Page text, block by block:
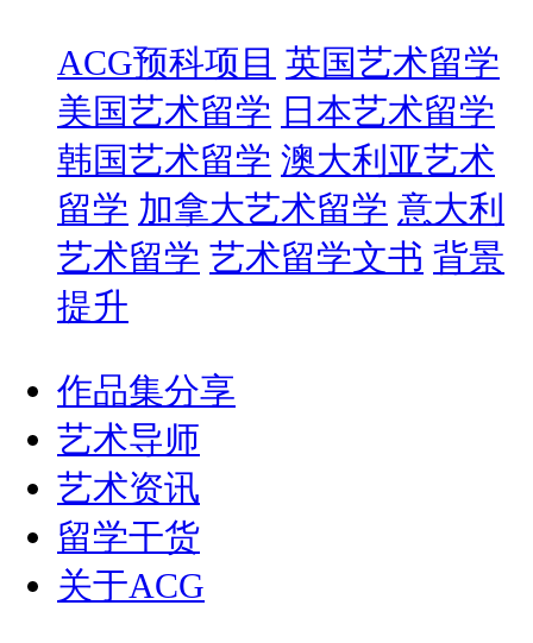
ACG预科项目 英国艺术留学
美国艺术留学 日本艺术留学
韩国艺术留学 澳大利亚艺术
留学 加拿大艺术留学 意大利
艺术留学 艺术留学文书 背景
提升
作品集分享
艺术导师
艺术资讯
留学干货
关于ACG